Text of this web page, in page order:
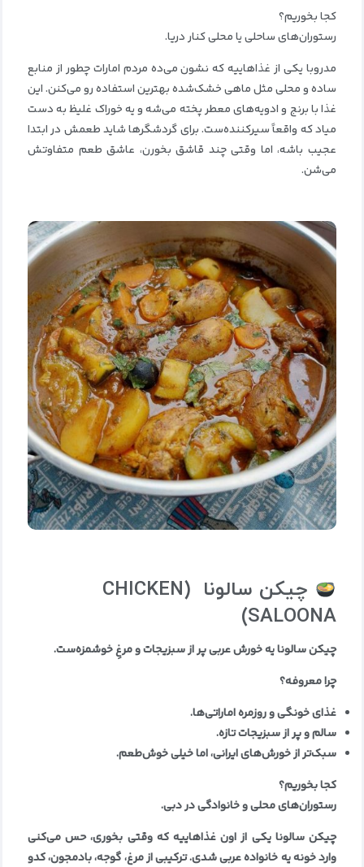
کجا بخوریم؟
رستوران‌های ساحلی یا محلی کنار دریا.
مدروبا یکی از غذاهاییه که نشون می‌ده مردم امارات چطور از منابع
ساده و محلی مثل ماهی خشک‌شده بهترین استفاده رو می‌کنن. این
غذا با برنج و ادویه‌های معطر پخته می‌شه و یه خوراک غلیظ به دست
میاد که واقعاً سیرکننده‌ست. برای گردشگرها شاید طعمش در ابتدا
عجیب باشه، اما وقتی چند قاشق بخورن، عاشق طعم متفاوتش
می‌شن.
چیکن سالونا
(CHICKEN
SALOONA)
چیکن سالونا یه خورش عربی پر از سبزیجات و مرغِ خوشمزه‌ست.
چرا معروفه؟
غذای خونگی و روزمره اماراتی‌ها.
سالم و پر از سبزیجات تازه.
سبک‌تر از خورش‌های ایرانی، اما خیلی خوش‌طعم.
کجا بخوریم؟
رستوران‌های محلی و خانوادگی در دبی.
چیکن سالونا یکی از اون غذاهاییه که وقتی بخوری، حس می‌کنی
وارد خونه یه خانواده عربی شدی. ترکیبی از مرغ، گوجه، بادمجون، کدو